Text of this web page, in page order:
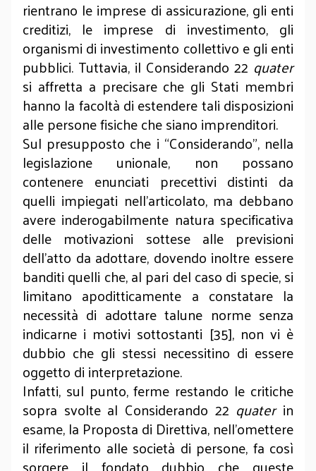
rientrano le imprese di assicurazione, gli enti
creditizi, le imprese di investimento, gli
organismi di investimento collettivo e gli enti
pubblici. Tuttavia, il Considerando 22 quater
si affretta a precisare che gli Stati membri
hanno la facoltà di estendere tali disposizioni
alle persone fisiche che siano imprenditori.
Sul presupposto che i “Considerando”, nella
legislazione unionale, non possano
contenere enunciati precettivi distinti da
quelli impiegati nell’articolato, ma debbano
avere inderogabilmente natura specificativa
delle motivazioni sottese alle previsioni
dell’atto da adottare, dovendo inoltre essere
banditi quelli che, al pari del caso di specie, si
limitano apoditticamente a constatare la
necessità di adottare talune norme senza
indicarne i motivi sottostanti [35], non vi è
dubbio che gli stessi necessitino di essere
oggetto di interpretazione.
Infatti, sul punto, ferme restando le critiche
sopra svolte al Considerando 22 quaterin
esame, la Proposta di Direttiva, nell’omettere
il riferimento alle società di persone, fa così